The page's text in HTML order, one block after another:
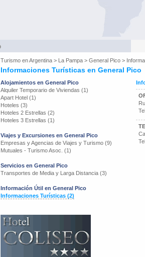
Turismo enArgentina > La Pampa > General Pico >
Informaciones Turísticas en General Pico
Alojamientos en General Pico
Alquiler Temporario de Viviendas (1)
Apart Hotel (1)
Hoteles (3)
Hoteles 2 Estrellas (2)
Hoteles 3 Estrellas (1)
Viajes y Excursiones en General Pico
Empresas y Agencias de Viajes y Turismo (9)
Mutuales - Turismo Asoc. (1)
Servicios en General Pico
Transportes de Media y Larga Distancia (3)
Información Útil en General Pico
Informaciones Turísticas (2)